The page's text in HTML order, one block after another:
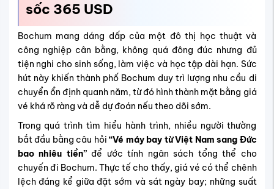
sốc 365 USD
Bochum mang dáng dấp của một đô thị học thuật và
công nghiệp cân bằng, không quá đông đúc nhưng đủ
tiện nghi cho sinh sống, làm việc và học tập dài hạn. Sức
hút này khiến thành phố Bochum duy trì lượng nhu cầu di
chuyển ổn định quanh năm, từ đó hình thành mặt bằng giá
vé khá rõ ràng và dễ dự đoán nếu theo dõi sớm.
Trong quá trình tìm hiểu hành trình, nhiều người thường
bắt đầu bằng câu hỏi “Vé máy bay từ Việt Nam sang Đức
bao nhiêu tiền”để ước tính ngân sách tổng thể cho
chuyến đi Bochum. Thực tế cho thấy, giá vé có thể chênh
lệch đáng kể giữa đặt sớm và sát ngày bay; những suất